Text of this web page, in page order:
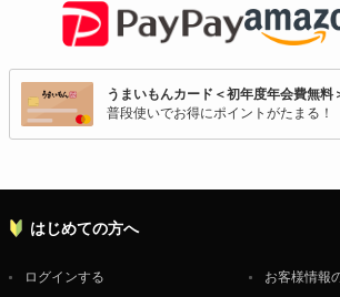
うまいもんカード＜初年度年会費無料
普段使いでお得にポイントがたまる！
はじめての方へ
ログインする お客様情報